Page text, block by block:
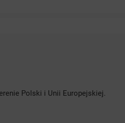
Polski i Unii Europejskiej.